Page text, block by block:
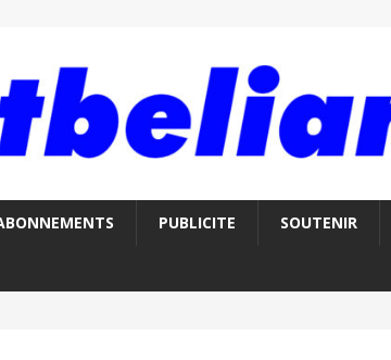
PUBLICITE SOUTENIR